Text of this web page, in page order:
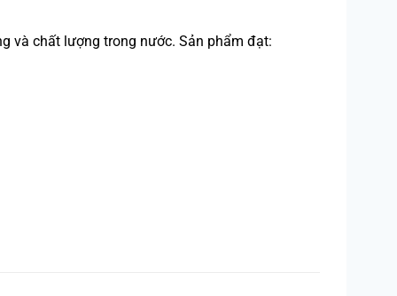
và chất lượng trong nước. Sản phẩm đạt: